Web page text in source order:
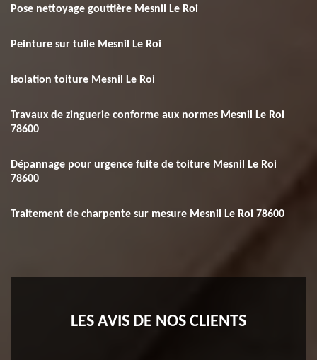
Pose nettoyage gouttière Mesnil Le Roi
Peinture sur tuile Mesnil Le Roi
Isolation toiture Mesnil Le Roi
Travaux de zinguerie conforme aux normes Mesnil Le Roi
78600
Dépannage pour urgence fuite de toiture Mesnil Le Roi
78600
Traitement de charpente sur mesure Mesnil Le Roi 78600
LES AVIS DE NOS CLIENTS